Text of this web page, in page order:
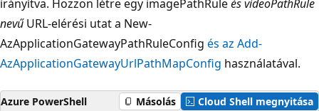
irányítva. Hozzon létre egy imagePathRuleésvideoPathRule
nevűURL-elérési utat a New-
AzApplicationGatewayPathRuleConfig és az Add-
AzApplicationGatewayUrlPathMapConfig használatával.
Azure PowerShell Másolás Cloud Shell megnyitása